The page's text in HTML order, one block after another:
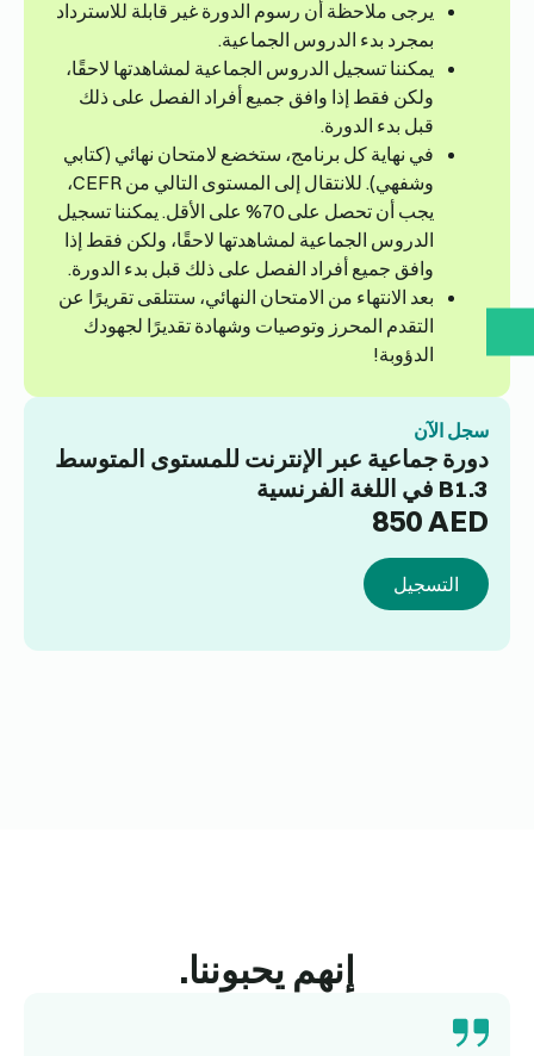
يرجى ملاحظة أن رسوم الدورة غير قابلة للاسترداد
بمجرد بدء الدروس الجماعية.
يمكننا تسجيل الدروس الجماعية لمشاهدتها لاحقًا،
ولكن فقط إذا وافق جميع أفراد الفصل على ذلك
قبل بدء الدورة.
في نهاية كل برنامج، ستخضع لامتحان نهائي (كتابي
وشفهي). للانتقال إلى المستوى التالي من CEFR،
يجب أن تحصل على 70% على الأقل. يمكننا تسجيل
الدروس الجماعية لمشاهدتها لاحقًا، ولكن فقط إذا
وافق جميع أفراد الفصل على ذلك قبل بدء الدورة.
بعد الانتهاء من الامتحان النهائي، ستتلقى تقريرًا عن
التقدم المحرز وتوصيات وشهادة تقديرًا لجهودك
الدؤوبة!
سجل الآن
دورة جماعية عبر الإنترنت للمستوى المتوسط
B1.3 في اللغة الفرنسية
850AED
التسجيل
إنهم يحبوننا.